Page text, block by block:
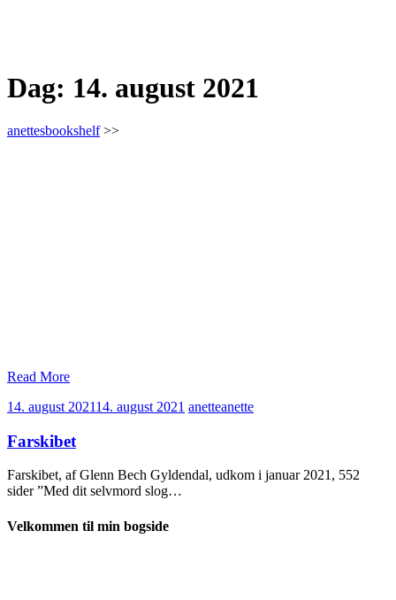
Dag: 14. august 2021
anettesbookshelf>>
Read More
14. august 202114. august 2021 anetteanette
Farskibet
Farskibet, af Glenn Bech Gyldendal, udkom i januar 2021, 552
sider ”Med dit selvmord slog…
Velkommen til min bogside